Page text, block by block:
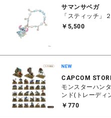
サマンサベガ
「スティッチ」
￥5,500
CAPCOM
モンスターハン
ンド(トレーディ
￥770